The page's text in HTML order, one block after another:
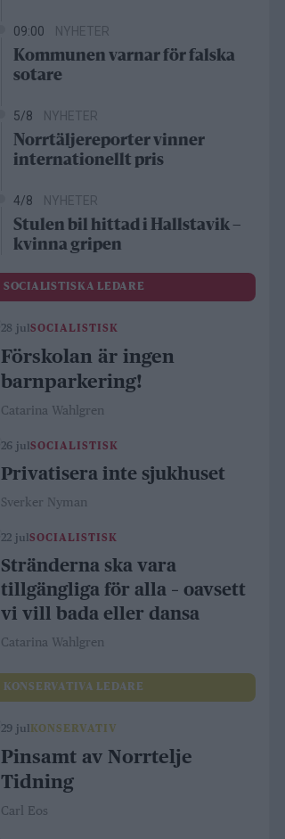
09:00 NYHETER
Kommunen varnar för falska
sotare
5/8 NYHETER
Norrtäljereporter vinner
internationellt pris
4/8 NYHETER
Stulen bil hittad i Hallstavik –
kvinna gripen
SOCIALISTISKA LEDARE
28 julSOCIALISTISK
Förskolan är ingen
barnparkering!
Catarina Wahlgren
26 julSOCIALISTISK
Privatisera inte sjukhuset
Sverker Nyman
22 julSOCIALISTISK
Stränderna ska vara
tillgängliga för alla – oavsett
vi vill bada eller dansa
Catarina Wahlgren
KONSERVATIVA LEDARE
29 jul KONSERVATIV
Pinsamt av Norrtelje
Tidning
Carl Eos